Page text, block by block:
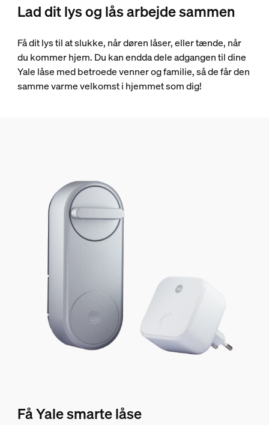
Lad dit lys og lås arbejde sammen
Få dit lys til at slukke, når døren låser, eller tænde, når
du kommer hjem. Du kan endda dele adgangen til dine
Yale låse med betroede venner og familie, så de får den
samme varme velkomst i hjemmet som dig!
Få Yale smarte låse